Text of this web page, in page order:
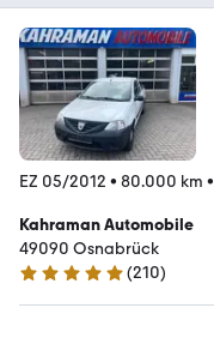
EZ 05/2012 • 80.000 km •
Kahraman Automobile
49090 Osnabrück
4.8 Sterne
(210)